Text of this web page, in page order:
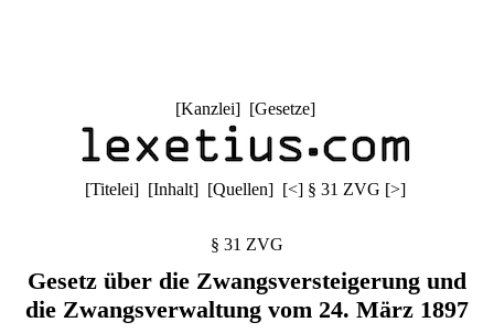
[Kanzlei] [Gesetze]
[Titelei] [Inhalt] [Quellen] [<] § 31 ZVG [>]
§ 31 ZVG
Gesetz über die Zwangsversteigerung und
die Zwangsverwaltung vom 24. März 1897